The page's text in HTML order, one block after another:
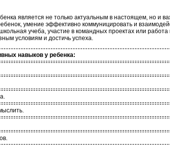
является не только актуальным в настоящем, но и
умение эффективно коммуницировать и
учеба, участие в командных проектах или работа
условиям и достичь успеха.
навыков у ребенка: